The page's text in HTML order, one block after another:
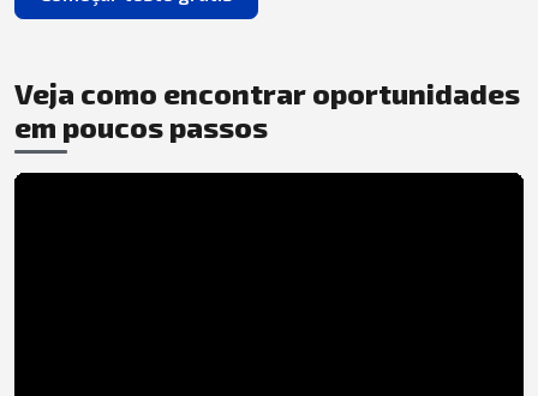
Veja como encontrar oportunidades
em poucos passos